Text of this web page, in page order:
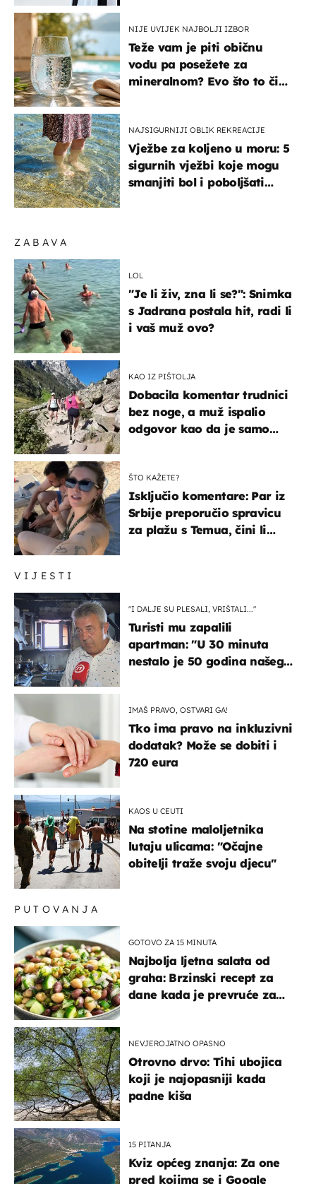
VIJESTI
"I DALJE SU PLESALI, VRIŠTALI..."
Turisti mu zapalili
apartman: "U 30 minuta
nestalo je 50 godina našeg
IMAŠ PRAVO, OSTVARI GA!
Tko ima pravo na inkluzivni
dodatak? Može se dobiti i
720 eura
KAOS U CEUTI
Na stotine maloljetnika
lutaju ulicama: "Očajne
obitelji traže svoju djecu"
ZABAVA
LOL
"Je li živ, zna li se?": Snimka
s Jadrana postala hit, radi li
i vaš muž ovo?
KAO IZ PIŠTOLJA
Dobacila komentar trudnici
bez noge, a muž ispalio
odgovor kao da je samo
ŠTO KAŽETE?
Isključio komentare: Par iz
Srbije preporučio spravicu
za plažu s Temua, čini li
PUTOVANJA
GOTOVO ZA 15 MINUTA
Najbolja ljetna salata od
graha: Brzinski recept za
dane kada je prevruće za
NEVJEROJATNO OPASNO
Otrovno drvo: Tihi ubojica
koji je najopasniji kada
padne kiša
15 PITANJA
Kviz općeg znanja: Za one
pred kojima se i Google
NIJE UVIJEK NAJBOLJI IZBOR
Teže vam je piti običnu
vodu pa posežete za
mineralnom? Evo što to čini
NAJSIGURNIJI OBLIK REKREACIJE
Vježbe za koljeno u moru: 5
sigurnih vježbi koje mogu
smanjiti bol i poboljšati